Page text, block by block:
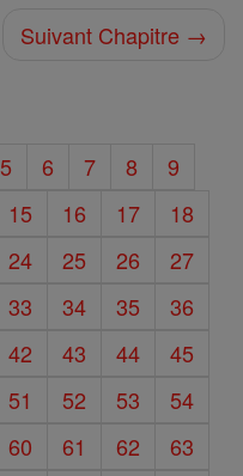
Suivant Chapitre →
5 6 7 8
9
15 16 17
18
24 25 26
27
33 34 35
36
42 43 44
45
51 52 53
54
60 61 62
63